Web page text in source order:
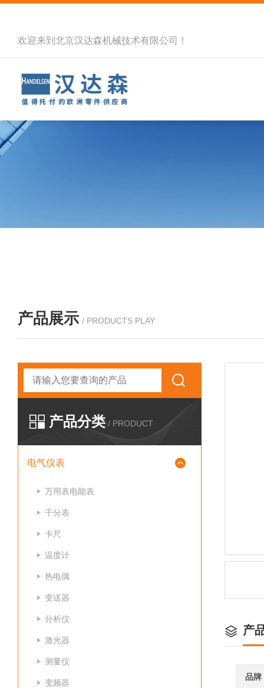
欢迎来到北京汉达森机械技术有限公司！
产品展示 / PRODUCTS PLAY
产品分类 / PRODUCT
电气仪表
万用表电能表
千分表
卡尺
温度计
热电偶
变送器
分析仪
激光器
测量仪
变频器
产
品牌